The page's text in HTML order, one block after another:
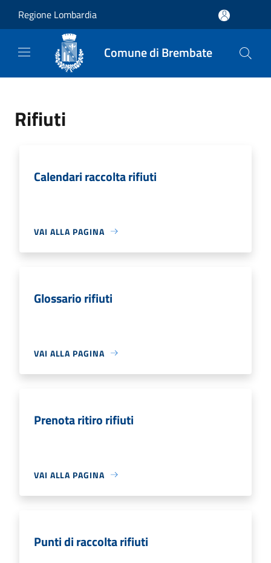
Regione Lombardia
Comune di Brembate
Rifiuti
Calendari raccolta rifiuti
VAI ALLA PAGINA
Glossario rifiuti
VAI ALLA PAGINA
Prenota ritiro rifiuti
VAI ALLA PAGINA
Punti di raccolta rifiuti